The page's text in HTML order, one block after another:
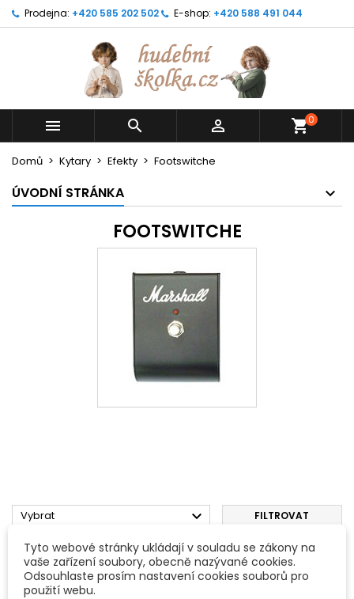
Prodejna: +420 585 202 502 E-shop: +420 588 491 044
   shopping_cart0
Domů Kytary Efekty Footswitche
ÚVODNÍ STRÁNKA
FOOTSWITCHE
Vybrat  FILTROVAT
Zobrazení 1-1 z 1 položek
Tyto webové stránky ukládají v souladu se zákony na
vaše zařízení soubory, obecně nazývané cookies.
Odsouhlaste prosím nastavení cookies souborů pro
použití webu.